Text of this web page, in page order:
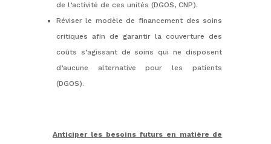
de l’activité de ces unités (DGOS, CNP).
Réviser le modèle de financement des soins
critiques afin de garantir la couverture des
coûts s’agissant de soins qui ne disposent
d’aucune alternative pour les patients
(DGOS).
Anticiper les besoins futurs en matière de